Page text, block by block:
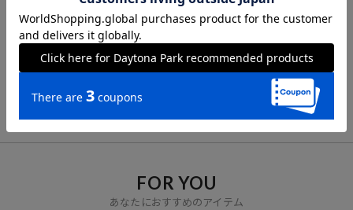
FREAK'S MOVIE
SW26 EP6 FALCON
9,900円
FREAK'S MOVIE
SW26 EP3 GRIEVOUS
9,900円
FREAK'S MOVIE
JURASSIC PARK T-REX
11,000円
FOR YOU
あなたにおすすめのアイテム